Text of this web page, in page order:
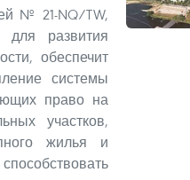
№ 21-NQ/TW,
развития
обеспечит
системы
право на
участков,
жилья и